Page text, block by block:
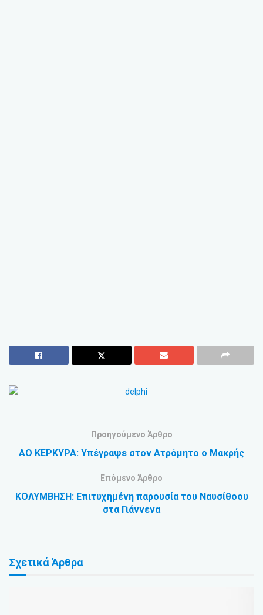
Προηγούμενο Άρθρο
ΑΟ ΚΕΡΚΥΡΑ: Υπέγραψε στον Ατρόμητο ο Μακρής
Επόμενο Άρθρο
ΚΟΛΥΜΒΗΣΗ: Επιτυχημένη παρουσία του Ναυσίθοου
στα Γιάννενα
ΣχετικάΆρθρα